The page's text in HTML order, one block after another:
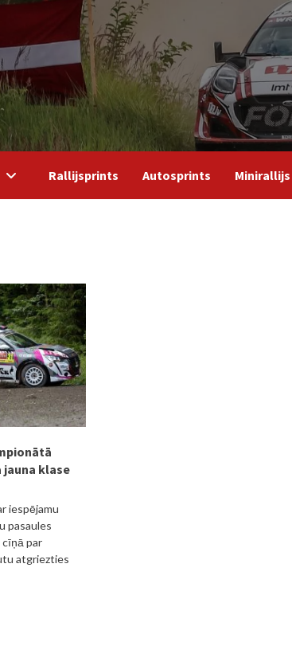
Rallijsprints Autosprints Minirallijs
klase
iespējamu
pasaules
cīņā par
atgriezties